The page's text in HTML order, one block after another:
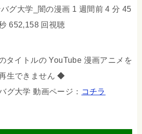
グ大学_闇の漫画 1 週間前 4 分 45
652,158 回視聴
タイトルの YouTube 漫画アニメを
生できません ◆
グ大学 動画ページ： コチラ